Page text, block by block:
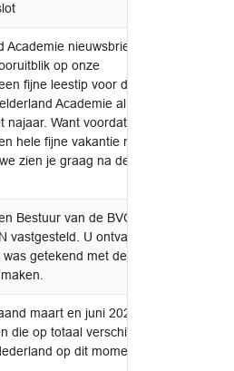
nieuwsbrief: een
op onze
fijne leestip voor de
Academie al druk
Want voordat je het
hele fijne vakantie namens
zien je graag na de zomer
Bestuur van de BVO DRAN
vastgesteld. U ontvangt
getekend met de
maart en juni 2026
die op totaal verschillende
op dit moment grote